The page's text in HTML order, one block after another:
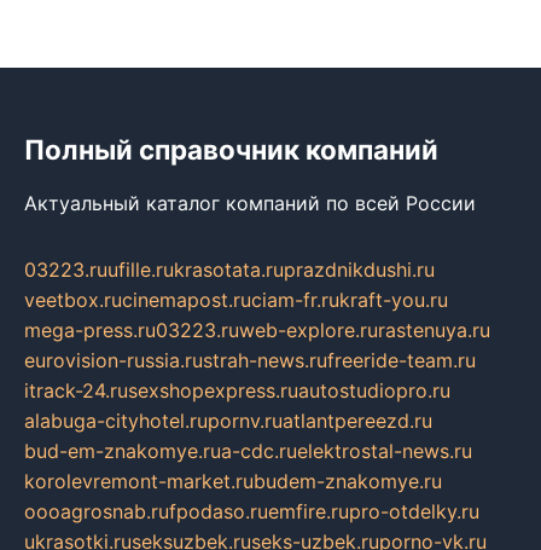
Полный справочник компаний
Актуальный каталог компаний по всей России
03223.ruufille.rukrasotata.ruprazdnikdushi.ru
veetbox.rucinemapost.ruciam-fr.rukraft-you.ru
mega-press.ru03223.ruweb-explore.rurastenuya.ru
eurovision-russia.rustrah-news.rufreeride-team.ru
itrack-24.rusexshopexpress.ruautostudiopro.ru
alabuga-cityhotel.rupornv.ruatlantpereezd.ru
bud-em-znakomye.rua-cdc.ruelektrostal-news.ru
korolevremont-market.rubudem-znakomye.ru
oooagrosnab.rufpodaso.ruemfire.rupro-otdelky.ru
ukrasotki.ruseksuzbek.ruseks-uzbek.ruporno-vk.ru